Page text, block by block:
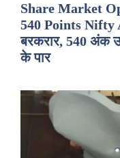
Share Market
540 Points Nifty
बरकरार, 540 अंक
के पार